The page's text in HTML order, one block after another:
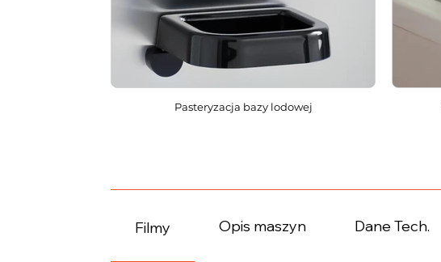
Pasteryzacja bazy lodowej
Filmy Opis maszyn Dane Tech.